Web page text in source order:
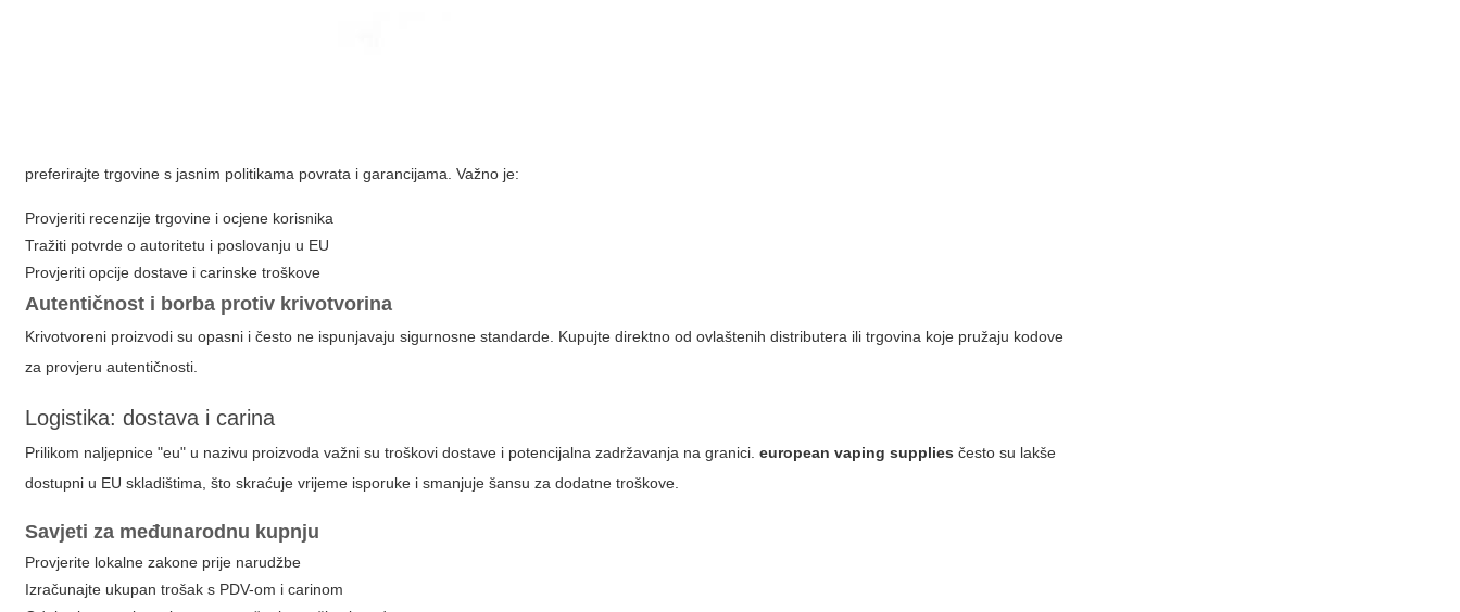
preferirajte trgovine s jasnim politikama povrata i garancijama. Važno je:
Provjeriti recenzije trgovine i ocjene korisnika
Tražiti potvrde o autoritetu i poslovanju u EU
Provjeriti opcije dostave i carinske troškove
Autentičnost i borba protiv krivotvorina
Krivotvoreni proizvodi su opasni i često ne ispunjavaju sigurnosne standarde. Kupujte direktno od ovlaštenih distributera ili trgovina koje pružaju kodove
za provjeru autentičnosti.
Logistika: dostava i carina
Prilikom naljepnice "eu" u nazivu proizvoda važni su troškovi dostave i potencijalna zadržavanja na granici.european vaping supplies često su lakše
dostupni u EU skladištima, što skraćuje vrijeme isporuke i smanjuje šansu za dodatne troškove.
Savjeti za međunarodnu kupnju
Provjerite lokalne zakone prije narudžbe
Izračunajte ukupan trošak s PDV-om i carinom